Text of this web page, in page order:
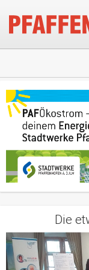
Die